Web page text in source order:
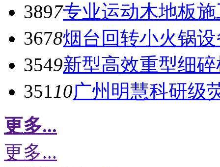
3897专业运动木地板
3678烟台回转小火锅
3549新型高效重型细
35110广州明慧科研级
更多...
更多...